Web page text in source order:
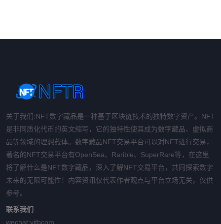
关于我们:NFT数字藏品是一种基于区块链技术的独特数字资产。NFT
是非同质化代币的英文缩写，它的独特性使其成为数字藏品、虚拟商
品等领域的理想载体。数字藏品NFT交易平台可以对NFT进行交易，
著名的NFT交易平台有OpenSea、Rarible、SuperRare等，在这里
将了解什么是NFT数字藏品，深入了解NFT交易平台，共同探索数字
未来的无限可能性！内容资讯仅代表作者观点与平台立场无关，仅供
参考。
联系我们
wechat:yitbcom